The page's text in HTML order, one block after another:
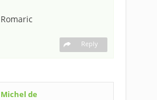
Romaric
Reply
Michel de